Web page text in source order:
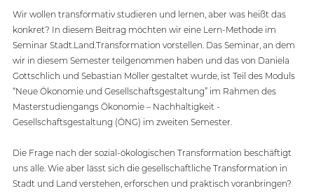
Wir wollen transformativ studieren und lernen, aber was heißt das
konkret? In diesem Beitrag möchten wir eine Lern-Methode im
Seminar Stadt.Land.Transformation vorstellen. Das Seminar, an dem
wir in diesem Semester teilgenommen haben und das von Daniela
Gottschlich und Sebastian Möller gestaltet wurde, ist Teil des Moduls
“Neue Ökonomie und Gesellschaftsgestaltung” im Rahmen des
Masterstudiengangs Ökonomie – Nachhaltigkeit -
Gesellschaftsgestaltung (ÖNG) im zweiten Semester.
Die Frage nach der sozial-ökologischen Transformation beschäftigt
uns alle. Wie aber lässt sich die gesellschaftliche Transformation in
Stadt und Land verstehen, erforschen und praktisch voranbringen?